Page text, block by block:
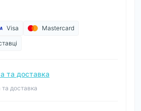
Visa
Mastercard
та доставка
доставка